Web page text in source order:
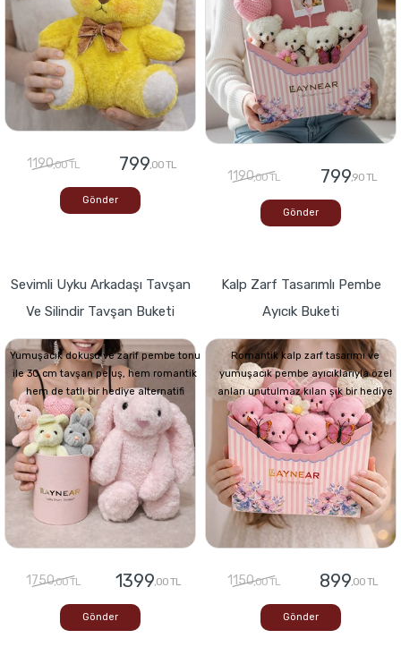
1190,00 TL 799,00 TL
Gönder
1190,00 TL 799,90 TL
Gönder
Sevimli Uyku Arkadaşı Tavşan
Ve Silindir Tavşan Buketi
Yumuşacık dokusu ve zarif pembe tonu
ile 30 cm tavşan peluş, hem romantik
hem de tatlı bir hediye alternatifi
1750,00 TL 1399,00 TL
Gönder
Kalp Zarf Tasarımlı Pembe
Ayıcık Buketi
Romantik kalp zarf tasarımı ve
yumuşacık pembe ayıcıklarıyla özel
anları unutulmaz kılan şık bir hediye
1150,00 TL 899,00 TL
Gönder